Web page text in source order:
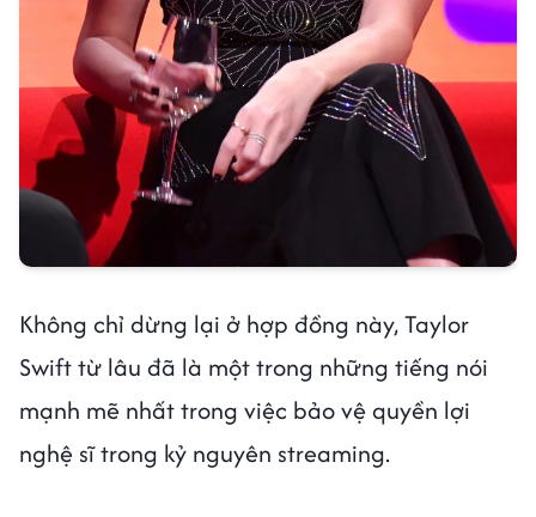
Không chỉ dừng lại ở hợp đồng này, Taylor
Swift từ lâu đã là một trong những tiếng nói
mạnh mẽ nhất trong việc bảo vệ quyền lợi
nghệ sĩ trong kỷ nguyên streaming.